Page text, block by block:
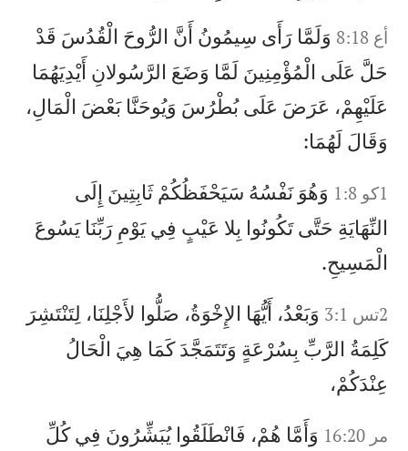
أع 8:18
وَلَمَّا رَأَى سِيمُونُ أَنَّ الرُّوحَ الْقُدُسَ قَدْ
حَلَّ عَلَى الْمُؤْمِنِينَ لَمَّا وَضَعَ الرَّسُولانِ أَيْدِيَهُمَا
عَلَيْهِمْ، عَرَضَ عَلَى بُطْرُسَ وَيُوحَنَّا بَعْضَ الْمَالِ،
وَقَالَ لَهُمَا:
1كو 1:8
وَهُوَ نَفْسُهُ سَيَحْفَظُكُمْ ثَابِتِينَ إِلَى
النِّهَايَةِ حَتَّى تَكُونُوا بِلا عَيْبٍ فِي يَوْمِ رَبِّنَا يَسُوعَ
الْمَسِيحِ.
2تس 3:1
وَبَعْدُ، أَيُّهَا الإِخْوَةُ، صَلُّوا لأَجْلِنَا، لِتَنْتَشِرَ
كَلِمَةُ الرَّبِّ بِسُرْعَةٍ وَتَتَمَجَّدَ كَمَا هِيَ الْحَالُ
عِنْدَكُمْ،
مر 16:20
وَأَمَّا هُمْ، فَانْطَلَقُوا يُبَشِّرُونَ فِي كُلِّ